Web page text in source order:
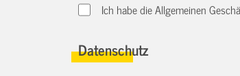
Ich habe die Allgemeinen
Datenschutz